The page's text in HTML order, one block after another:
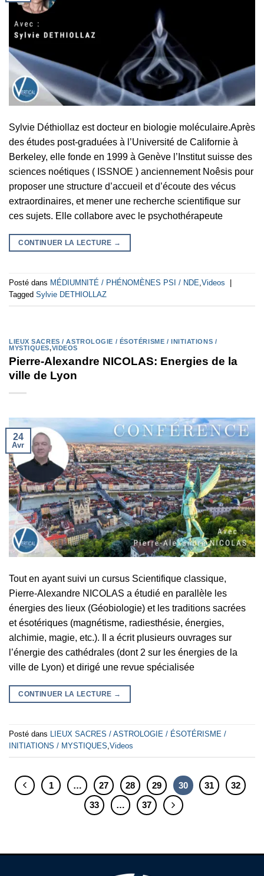
Sylvie Déthiollaz est docteur en biologie moléculaire.Après
des études post-graduées à l’Université de Californie à
Berkeley, elle fonde en 1999 à Genève l’Institut suisse des
sciences noétiques ( ISSNOE ) anciennement Noêsis pour
proposer une structure d’accueil et d’écoute des vécus
extraordinaires, et mener une recherche scientifique sur
ces sujets. Elle collabore avec le psychothérapeute
CONTINUER LA LECTURE →
Posté dans MÉDIUMNITÉ / PHÉNOMÈNES PSI / NDE,Videos
Tagged Sylvie DETHIOLLAZ
LIEUX SACRES / ASTROLOGIE / ÉSOTÉRISME / INITIATIONS /
MYSTIQUES,VIDEOS
Pierre-Alexandre NICOLAS: Energies de la
ville de Lyon
24
Avr
Tout en ayant suivi un cursus Scientifique classique,
Pierre-Alexandre NICOLAS a étudié en parallèle les
énergies des lieux (Géobiologie) et les traditions sacrées
et ésotériques (magnétisme, radiesthésie, énergies,
alchimie, magie, etc.). Il a écrit plusieurs ouvrages sur
l’énergie des cathédrales (dont 2 sur les énergies de la
ville de Lyon) et dirigé une revue spécialisée
CONTINUER LA LECTURE →
Posté dans LIEUX SACRES / ASTROLOGIE / ÉSOTÉRISME /
INITIATIONS / MYSTIQUES,Videos
1 … 27 28 29 30 31
32
33
… 37